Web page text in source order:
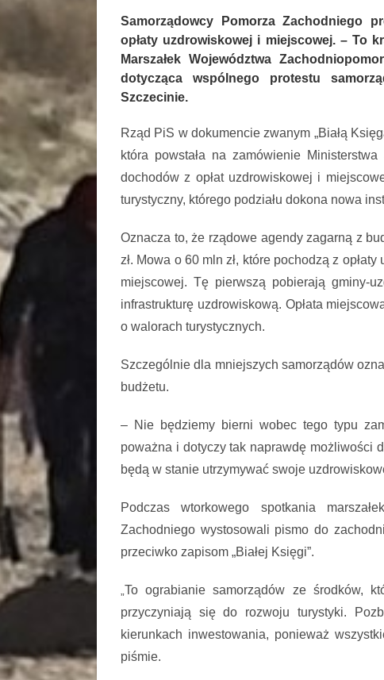
Samorządowcy Pomorza Zachodniego
opłaty uzdrowiskowej i miejscowej. – To
Marszałek Województwa
dotycząca wspólnego protestu
Szczecinie.
Rząd PiS w dokumencie zwanym „Białą
która powstała na zamówienie
dochodów z opłat uzdrowiskowej i
turystyczny, którego podziału dokona nowa
Oznacza to, że rządowe agendy zagarną z
zł. Mowa o 60 mln zł, które pochodzą z
miejscowej. Tę pierwszą pobierają gminy-
infrastrukturę uzdrowiskową. Opłata
o walorach turystycznych.
Szczególnie dla mniejszych samorządów
budżetu.
– Nie będziemy bierni wobec tego typu
poważna i dotyczy tak naprawdę możliwości
będą w stanie utrzymywać swoje
Podczas wtorkowego spotkania
Zachodniego wystosowali pismo do
przeciwko zapisom „Białej Księgi”.
To ograbianie samorządów ze środków,
przyczyniają się do rozwoju turystyki.
kierunkach inwestowania, ponieważ
piśmie.